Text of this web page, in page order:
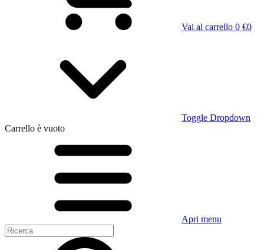
Vai al carrello 0 €0
Toggle Dropdown
Carrello è vuoto
Apri menu